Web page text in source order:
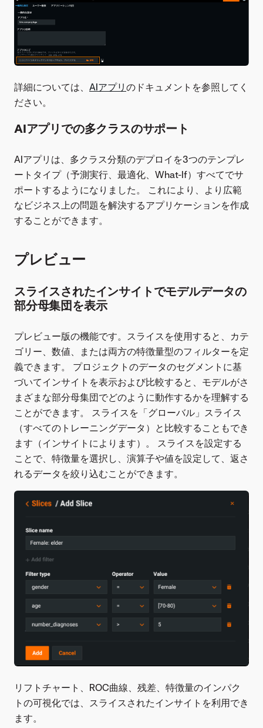
詳細については、 AIアプリ のドキュメントを参照してく
ださい。
AIアプリでの多クラスのサポート
AIアプリは、多クラス分類のデプロイを3つのテンプレ
ートタイプ（予測実行、最適化、What-If）すべてでサ
ポートするようになりました。 これにより、より広範
なビジネス上の問題を解決するアプリケーションを作成
することができます。
プレビュー
スライスされたインサイトでモデルデータの
部分母集団を表示
プレビュー版の機能です。スライスを使用すると、カテ
ゴリー、数値、または両方の特徴量型のフィルターを定
義できます。 プロジェクトのデータのセグメントに基
づいてインサイトを表示および比較すると、モデルがさ
まざまな部分母集団でどのように動作するかを理解する
ことができます。 スライスを「グローバル」スライス
（すべてのトレーニングデータ）と比較することもでき
ます（インサイトによります）。 スライスを設定する
ことで、特徴量を選択し、演算子や値を設定して、返さ
れるデータを絞り込むことができます。
リフトチャート、ROC曲線、残差、特徴量のインパク
トの可視化では、スライスされたインサイトを利用でき
ます。